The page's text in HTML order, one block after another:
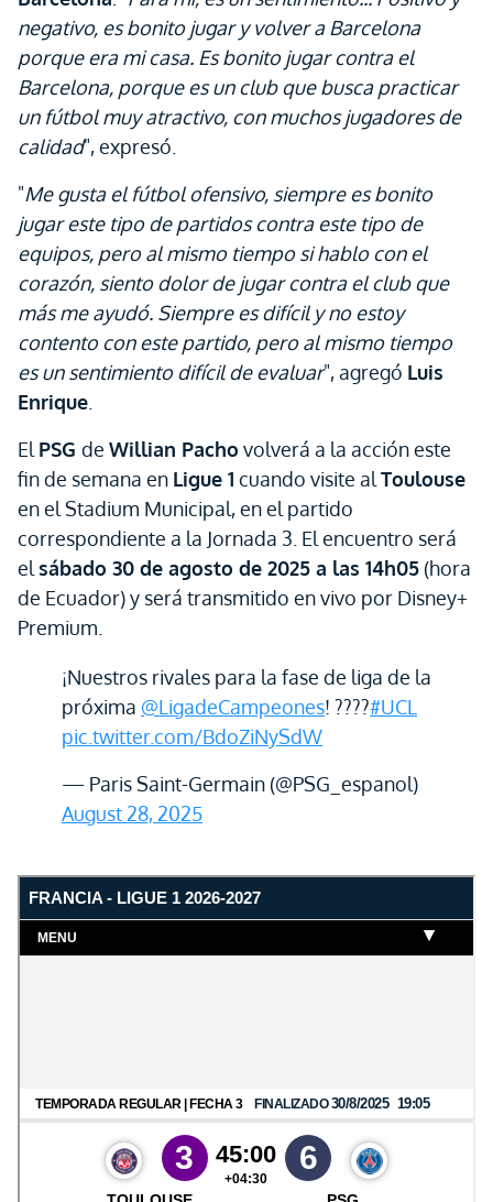
negativo, es bonito jugar y volver a Barcelona
porque era mi casa. Es bonito jugar contra el
Barcelona, porque es un club que busca practicar
un fútbol muy atractivo, con muchos jugadores de
calidad", expresó.
"Me gusta el fútbol ofensivo, siempre es bonito
jugar este tipo de partidos contra este tipo de
equipos, pero al mismo tiempo si hablo con el
corazón, siento dolor de jugar contra el club que
más me ayudó. Siempre es difícil y no estoy
contento con este partido, pero al mismo tiempo
es un sentimiento difícil de evaluar", agregó Luis
Enrique
El PSG de Willian Pacho volverá a la acción este
fin de semana en Ligue 1 cuando visite al Toulouse
en el Stadium Municipal, en el partido
correspondiente a la Jornada 3. El encuentro será
el sábado 30 de agosto de 2025 a las 14h05 (hora
de Ecuador) y será transmitido en vivo por Disney+
Premium.
¡Nuestros rivales para la fase de liga de la
próxima @LigadeCampeones! ????#UCL
pic.twitter.com/BdoZiNySdW
— Paris Saint-Germain (@PSG_espanol)
August 28, 2025